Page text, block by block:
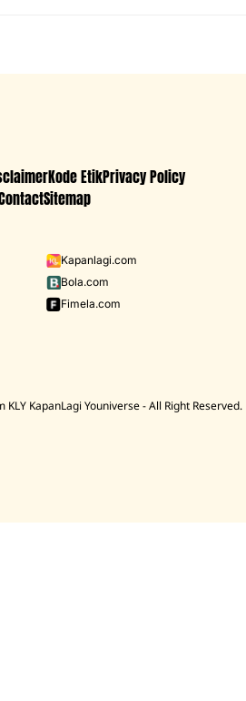
Kode EtikPrivacy Policy
Sitemap
Kapanlagi.com
Bola.com
Fimela.com
KapanLagi Youniverse - All Right Reserved.